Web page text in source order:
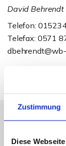
Zustimmung
Diese
David Behrendt
Telefon:
Telefax: 0571